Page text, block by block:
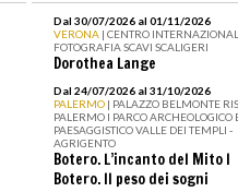
Dal 30/07/2026 al 01/11/2026
VERONA | CENTRO
FOTOGRAFIA SCAVI SCALIGERI
Dorothea Lange
Dal 24/07/2026 al 31/10/2026
PALERMO | PALAZZO BELMONTE
PALERMO I PARCO ARCHEOLOGICO
PAESAGGISTICO VALLE DEI TEMPLI -
AGRIGENTO
Botero. L’incanto del Mito I
Botero. Il peso dei sogni